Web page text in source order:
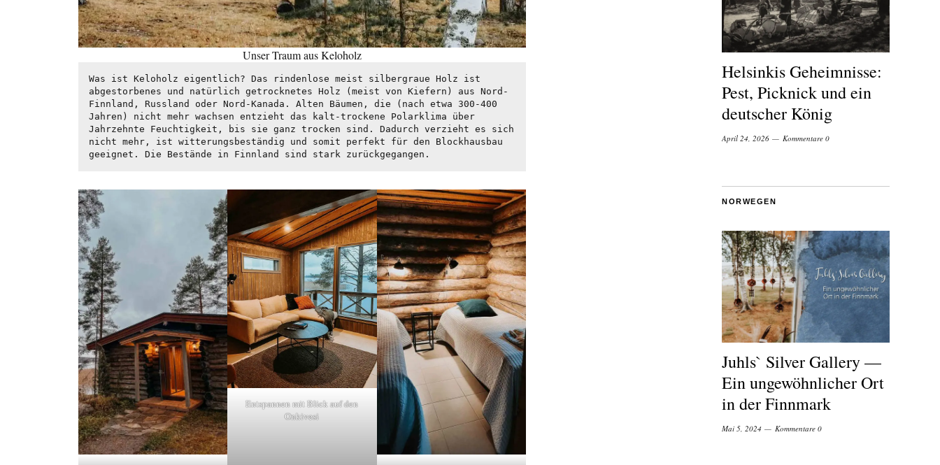
Unser Traum aus Keloholz
Was ist Keloholz eigentlich? Das rindenlose meist silbergraue Holz ist
abgestorbenes und natürlich getrocknetes Holz (meist von Kiefern) aus Nord-
Finnland, Russland oder Nord-Kanada. Alten Bäumen, die (nach etwa 300-400
Jahren) nicht mehr wachsen entzieht das kalt-trockene Polarklima über
Jahrzehnte Feuchtigkeit, bis sie ganz trocken sind. Dadurch verzieht es sich
nicht mehr, ist witterungsbeständig und somit perfekt für den Blockhausbau
geeignet. Die Bestände in Finnland sind stark zurückgegangen.
Entspannen mit Blick auf den
Onkivesi
Helsinkis Geheimnisse:
Pest, Picknick und ein
deutscher König
April 24, 2026 Kommentare 0
NORWEGEN
Juhls` Silver Gallery —
Ein ungewöhnlicher Ort
in der Finnmark
Mai 5, 2024 Kommentare 0